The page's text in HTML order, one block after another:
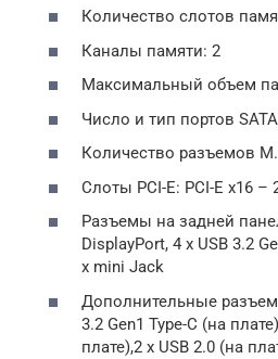
Количество слотов
Каналы памяти: 2
Максимальный объем
Число и тип портов
Количество разъемов
Слоты PCI-E: PCI-E x16 –
Разъемы на задней
DisplayPort, 4 x USB 3.2
x mini Jack
Дополнительные
3.2 Gen1 Type-C (на
плате),2 x USB 2.0 (на